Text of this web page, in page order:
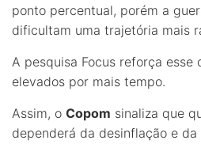
ponto percentual, porém a
dificultam uma trajetória mais
A pesquisa Focus reforça esse
elevados por mais tempo.
Assim, o Copom sinaliza que
dependerá da desinflação e